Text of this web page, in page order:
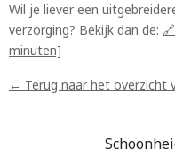
Wil je liever een
verzorging? Bekijk dan de:
minuten]
← Terug naar het overzicht